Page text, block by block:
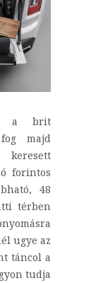
a brit
majd
keresett
forintos
48
térben
ugye az
táncol a
tudja